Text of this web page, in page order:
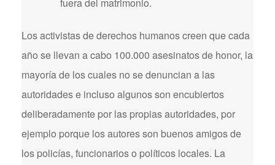
Los activistas de derechos humanos creen que cada
año se llevan a cabo 100.000 asesinatos de honor, la
mayoría de los cuales no se denuncian a las
autoridades e incluso algunos son encubiertos
deliberadamente por las propias autoridades, por
ejemplo porque los autores son buenos amigos de
los policías, funcionarios o políticos locales. La